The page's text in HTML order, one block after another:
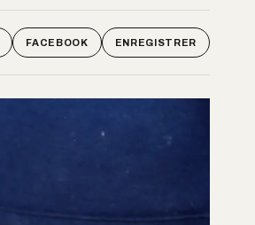
FACEBOOK ENREGISTRER